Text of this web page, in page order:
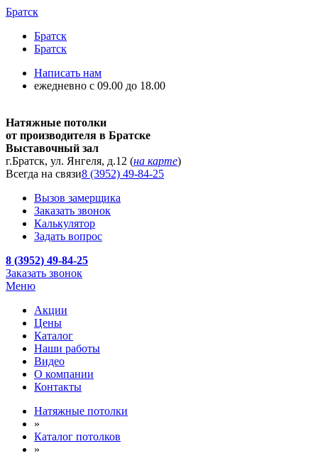
Братск
Братск
Братск
Написать нам
ежедневно с 09.00 до 18.00
Натяжные потолки
от производителя в Братске
Выставочный зал
г.Братск, ул. Янгеля, д.12 (на карте)
Всегда на связи8 (3952) 49-84-25
Вызов замерщика
Заказать звонок
Калькулятор
Задать вопрос
8 (3952) 49-84-25
Заказать звонок
Меню
Акции
Цены
Каталог
Наши работы
Видео
О компании
Контакты
Натяжные потолки
»
Каталог потолков
»